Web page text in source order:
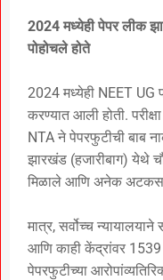
2024 मध्येही पेपर लीक
पोहोचले होते
2024 मध्येही NEET UG
करण्यात आली होती.
NTA ने पेपरफुटीची बाब
झारखंड (हजारीबाग) येथे
मिळाले आणि अनेक
मात्र, सर्वोच्च न्यायालयाने
आणि काही केंद्रांवर 1539
पेपरफुटीच्या